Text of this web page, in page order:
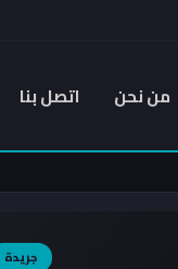
من نحن اتصل بنا
جريدة